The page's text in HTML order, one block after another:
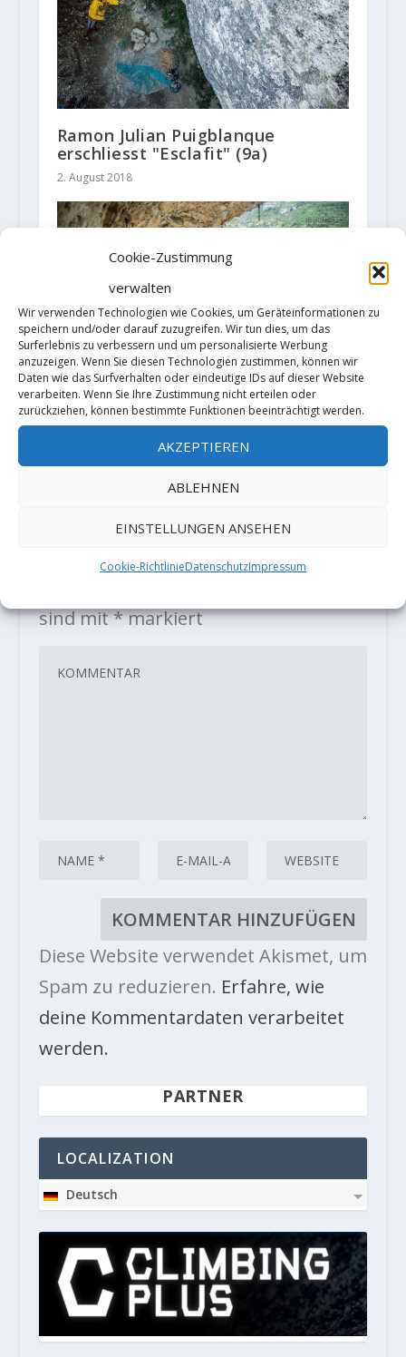
Cookie-Zustimmung
verwalten
Wir verwenden Technologien wie Cookies, um Geräteinformationen zu
speichern und/oder darauf zuzugreifen. Wir tun dies, um das
Surferlebnis zu verbessern und um personalisierte Werbung
anzuzeigen. Wenn Sie diesen Technologien zustimmen, können wir
Daten wie das Surfverhalten oder eindeutige IDs auf dieser Website
verarbeiten. Wenn Sie Ihre Zustimmung nicht erteilen oder
zurückziehen, können bestimmte Funktionen beeinträchtigt werden.
AKZEPTIEREN
ABLEHNEN
EINSTELLUNGEN ANSEHEN
Cookie-RichtlinieDatenschutzImpressum
Ramon Julian Puigblanque
erschliesst "Esclafit" (9a)
2. August 2018
Seb Bouin punktet "No pain no
7. November 2019
sind mit*markiert
Diese Website verwendet Akismet, um
Spam zu reduzieren. Erfahre, wie
deine Kommentardaten verarbeitet
werden.
PARTNER
LOCALIZATION
Deutsch